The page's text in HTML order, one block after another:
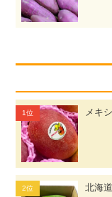
メキ
北海